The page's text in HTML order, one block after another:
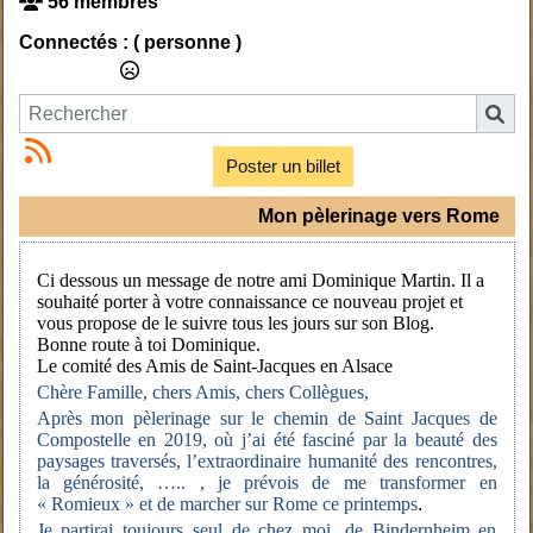
Connectés : ( personne )
Poster un billet
Mon pèlerinage vers Rome
Ci dessous un message de notre ami Dominique Martin. Il a
souhaité porter à votre connaissance ce nouveau projet et
vous propose de le suivre tous les jours sur son Blog.
Bonne route à toi Dominique.
Le comité des Amis de Saint-Jacques en Alsace
Chère Famille, chers Amis, chers Collègues,
Après mon pèlerinage sur le chemin de Saint Jacques de
Compostelle en 2019, où j’ai été fasciné par la beauté des
paysages traversés, l’extraordinaire humanité des rencontres,
la générosité, ….. , je prévois de me transformer en
« Romieux » et de marcher sur Rome ce printemps.